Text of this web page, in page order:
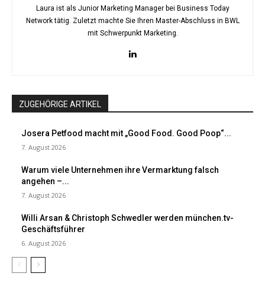
Laura ist als Junior Marketing Manager bei Business Today
Network tätig. Zuletzt machte Sie Ihren Master-Abschluss in BWL
mit Schwerpunkt Marketing.
ZUGEHÖRIGE ARTIKEL
Josera Petfood macht mit „Good Food. Good Poop“...
7. August 2026
Warum viele Unternehmen ihre Vermarktung falsch
angehen –...
7. August 2026
Willi Arsan & Christoph Schwedler werden münchen.tv-
Geschäftsführer
6. August 2026